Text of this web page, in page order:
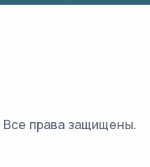
Все права защищены.